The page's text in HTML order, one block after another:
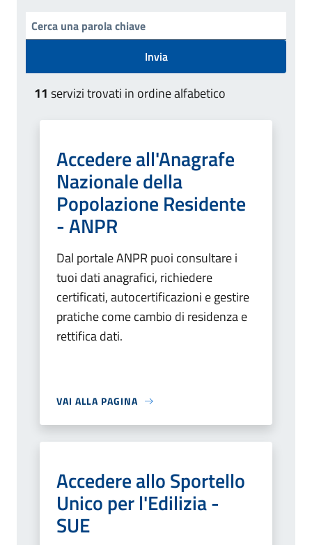
Invia
11 servizi trovati in ordine alfabetico
Accedere all'Anagrafe
Nazionale della
Popolazione Residente
- ANPR
Dal portale ANPR puoi consultare i
tuoi dati anagrafici, richiedere
certificati, autocertificazioni e gestire
pratiche come cambio di residenza e
rettifica dati.
VAI ALLA PAGINA
Accedere allo Sportello
Unico per l'Edilizia -
SUE